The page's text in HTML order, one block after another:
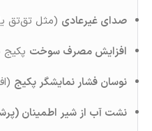
صدای غیرعادی (مثل تق‌تق
افزایش مصرف سوخت
نوسان فشار نمایشگر پکیج
نشت آب از شیر اطمینان